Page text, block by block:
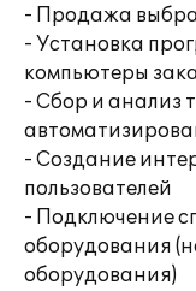
- Продажа
- Установка
компьютеры
- Сбор и анализ
- Создание
пользователей
- Подключение
оборудования
оборудования)